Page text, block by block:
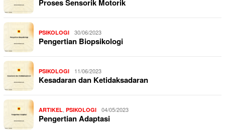
Proses Sensorik Motorik
PSIKOLOGI 30/06/2023
Pengertian Biopsikologi
PSIKOLOGI 11/06/2023
Kesadaran dan Ketidaksadaran
ARTIKEL, PSIKOLOGI 04/05/2023
Pengertian Adaptasi